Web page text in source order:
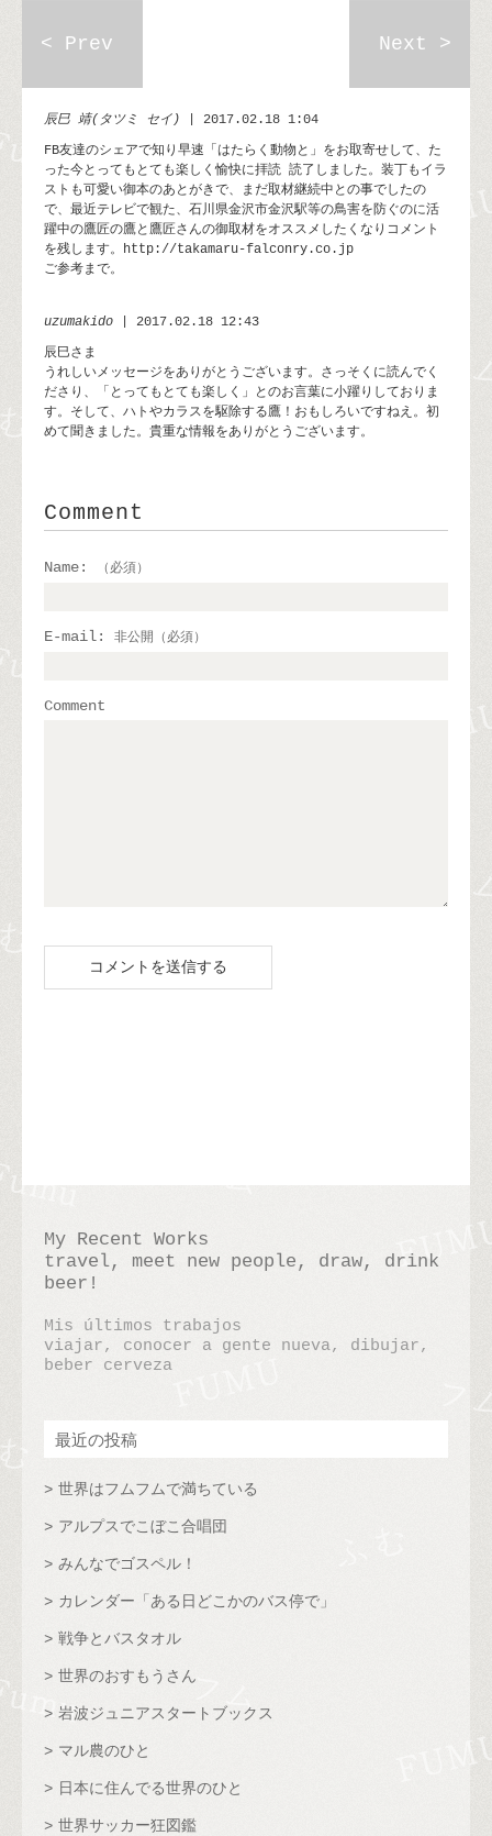
< Prev Next >
辰巳 靖(タツミ セイ) | 2017.02.18 1:04
FB友達のシェアで知り早速「はたらく動物と」をお取寄せして、た
った今とってもとても楽しく愉快に拝読 読了しました。装丁もイラ
ストも可愛い御本のあとがきで、まだ取材継続中との事でしたの
で、最近テレビで観た、石川県金沢市金沢駅等の鳥害を防ぐのに活
躍中の鷹匠の鷹と鷹匠さんの御取材をオススメしたくなりコメント
を残します。http://takamaru-falconry.co.jp
ご参考まで。
uzumakido | 2017.02.18 12:43
辰巳さま
うれしいメッセージをありがとうございます。さっそくに読んでく
ださり、「とってもとても楽しく」とのお言葉に小躍りしておりま
す。そして、ハトやカラスを駆除する鷹！おもしろいですねえ。初
めて聞きました。貴重な情報をありがとうございます。
Comment
Name: （必須）
E-mail: 非公開（必須）
Comment
My Recent Works
travel, meet new people, draw, drink
beer!
Mis últimos trabajos
viajar, conocer a gente nueva, dibujar,
beber cerveza
最近の投稿
世界はフムフムで満ちている
アルプスでこぼこ合唱団
みんなでゴスペル！
カレンダー「ある日どこかのバス停で」
戦争とバスタオル
世界のおすもうさん
岩波ジュニアスタートブックス
マル農のひと
日本に住んでる世界のひと
世界サッカー狂図鑑